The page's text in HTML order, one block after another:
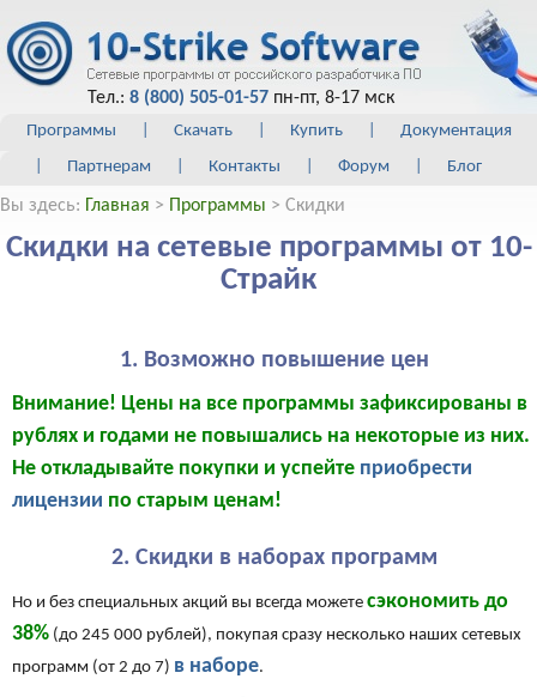
Тел.: 8 (800) 505-01-57 пн-пт, 8-17 мск
Программы Скачать Купить
Документация
Партнерам Контакты Форум Блог
Вы здесь: Главная > Программы > Скидки
Скидки на сетевые программы от 10-
Страйк
1. Возможно повышение цен
Внимание! Цены на все программы зафиксированы в
рублях и годами не повышались на некоторые из них.
Не откладывайте покупки и успейте приобрести
лицензии по старым ценам!
2. Скидки в наборах программ
Но и без специальных акций вы всегда можете сэкономить до
38% (до 245 000 рублей), покупая сразу несколько наших сетевых
программ (от 2 до 7) в наборе.